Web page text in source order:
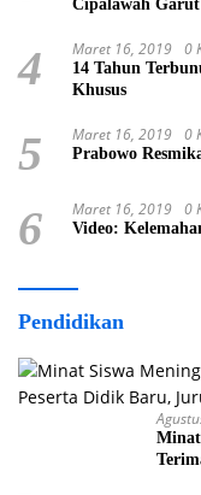
Cipalawah Garut
4 Maret 16, 2019 0
14 Tahun
Khusus
5 Maret 16, 2019 0
Prabowo
6 Maret 16, 2019 0
Video:
Pendidikan
Minat